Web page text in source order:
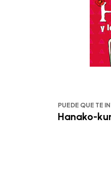
PUEDE QUE TE
Hanako-